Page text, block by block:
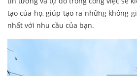
tạo của họ, giúp tạo ra những không
nhất với nhu cầu của bạn.